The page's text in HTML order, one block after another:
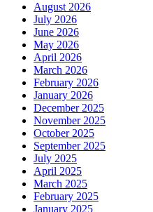
August 2026
July 2026
June 2026
May 2026
April 2026
March 2026
February 2026
January 2026
December 2025
November 2025
October 2025
September 2025
July 2025
April 2025
March 2025
February 2025
January 2025